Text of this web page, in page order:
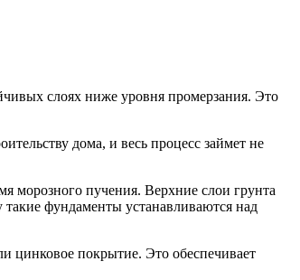
слоях ниже уровня промерзания. Это
дома, и весь процесс займет не
морозного пучения. Верхние слои грунта
фундаменты устанавливаются над
цинковое покрытие. Это обеспечивает